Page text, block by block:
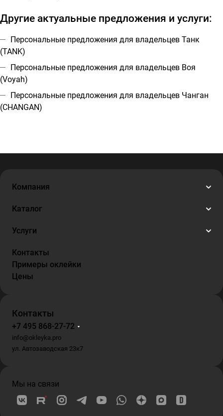
Другие актуальные предложения и услуги:
Персональные предложения для владельцев Танк
(TANK)
Персональные предложения для владельцев Воя
(Voyah)
Персональные предложения для владельцев Чанган
(CHANGAN)
Компания
Каталог
Услуги
Контакты
Примеры оклейки
Цены
Контакты
+7 495 868-27-72
info@okleyka.pro
ул. Автозаводская 23к7
Мы на связи